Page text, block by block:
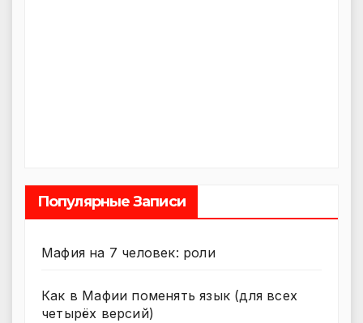
Популярные Записи
Мафия на 7 человек: роли
Как в Мафии поменять язык (для всех
четырёх версий)